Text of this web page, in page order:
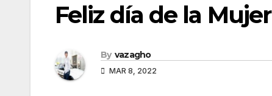
Feliz día de la Mujer
By vazagho
MAR 8, 2022